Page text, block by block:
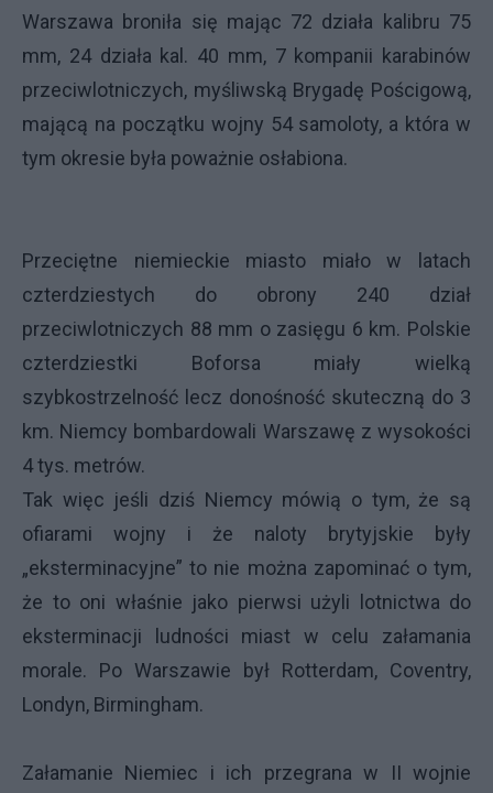
Warszawa broniła się mając 72 działa kalibru 75
mm, 24 działa kal. 40 mm, 7 kompanii karabinów
przeciwlotniczych, myśliwską Brygadę Pościgową,
mającą na początku wojny 54 samoloty, a która w
tym okresie była poważnie osłabiona.
Przeciętne niemieckie miasto miało w latach
czterdziestych do obrony 240 dział
przeciwlotniczych 88 mm o zasięgu 6 km. Polskie
czterdziestki Boforsa miały wielką
szybkostrzelność lecz donośność skuteczną do 3
km. Niemcy bombardowali Warszawę z wysokości
4 tys. metrów.
Tak więc jeśli dziś Niemcy mówią o tym, że są
ofiarami wojny i że naloty brytyjskie były
„eksterminacyjne” to nie można zapominać o tym,
że to oni właśnie jako pierwsi użyli lotnictwa do
eksterminacji ludności miast w celu załamania
morale. Po Warszawie był Rotterdam, Coventry,
Londyn, Birmingham.
Załamanie Niemiec i ich przegrana w II wojnie